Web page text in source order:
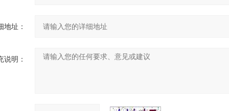
地址：
说明：